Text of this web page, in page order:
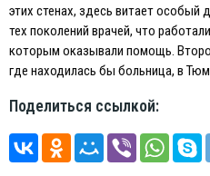
этих стенах, здесь витает
тех поколений врачей, что
которым оказывали помощь.
где находилась бы больница, в
Поделиться ссылкой: